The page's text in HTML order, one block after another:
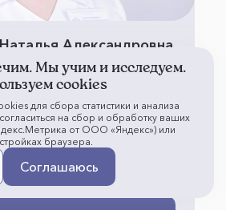
Александровна
отделения № 4
- 4 000 ₽
Мы учим и исследуем.
cookies
для сбора статистики и анализа
на сбор и обработку ваших
от ООО «Яндекс») или
браузера.
Соглашаюсь